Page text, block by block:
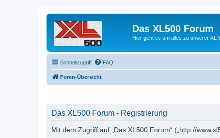
Das XL500 Forum
Hier geht es um alles zu unserer XL
Schnellzugriff FAQ
Foren-Übersicht
Das XL500 Forum - Registrierung
Mit dem Zugriff auf „Das XL500 Forum“ („http://